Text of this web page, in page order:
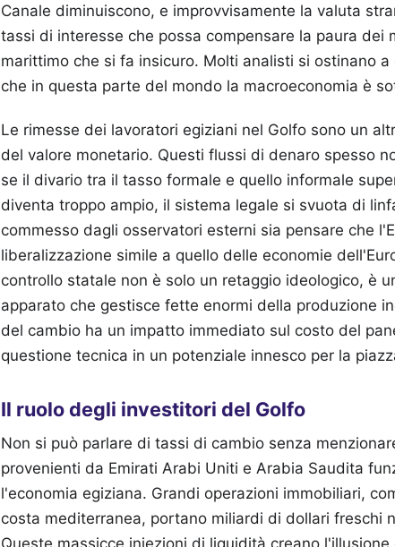
Canale diminuiscono, e improvvisamente la valuta
tassi di interesse che possa compensare la paura dei
marittimo che si fa insicuro. Molti analisti si ostinano
che in questa parte del mondo la macroeconomia è
Le rimesse dei lavoratori egiziani nel Golfo sono un
del valore monetario. Questi flussi di denaro spesso
se il divario tra il tasso formale e quello informale
diventa troppo ampio, il sistema legale si svuota di
commesso dagli osservatori esterni sia pensare che
liberalizzazione simile a quello delle economie
controllo statale non è solo un retaggio ideologico, è
apparato che gestisce fette enormi della produzione
del cambio ha un impatto immediato sul costo del
questione tecnica in un potenziale innesco per la
Il ruolo degli investitori del Golfo
Non si può parlare di tassi di cambio senza
provenienti da Emirati Arabi Uniti e Arabia Saudita
l'economia egiziana. Grandi operazioni immobiliari,
costa mediterranea, portano miliardi di dollari freschi
Queste massicce iniezioni di liquidità creano